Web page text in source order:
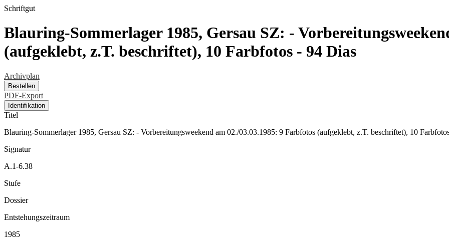
Schriftgut
Blauring-Sommerlager 1985, Gersau SZ: -
(aufgeklebt, z.T. beschriftet), 10 Farbfotos - 94 Dias
Archivplan
Bestellen
PDF-Export
Identifikation
Titel
Blauring-Sommerlager 1985, Gersau SZ: - Vorbereitungsweekend am 02./03.03.1985: 9 Farbfotos (aufgeklebt, z.T. beschriftet), 10
Signatur
A.1-6.38
Stufe
Dossier
Entstehungszeitraum
1985